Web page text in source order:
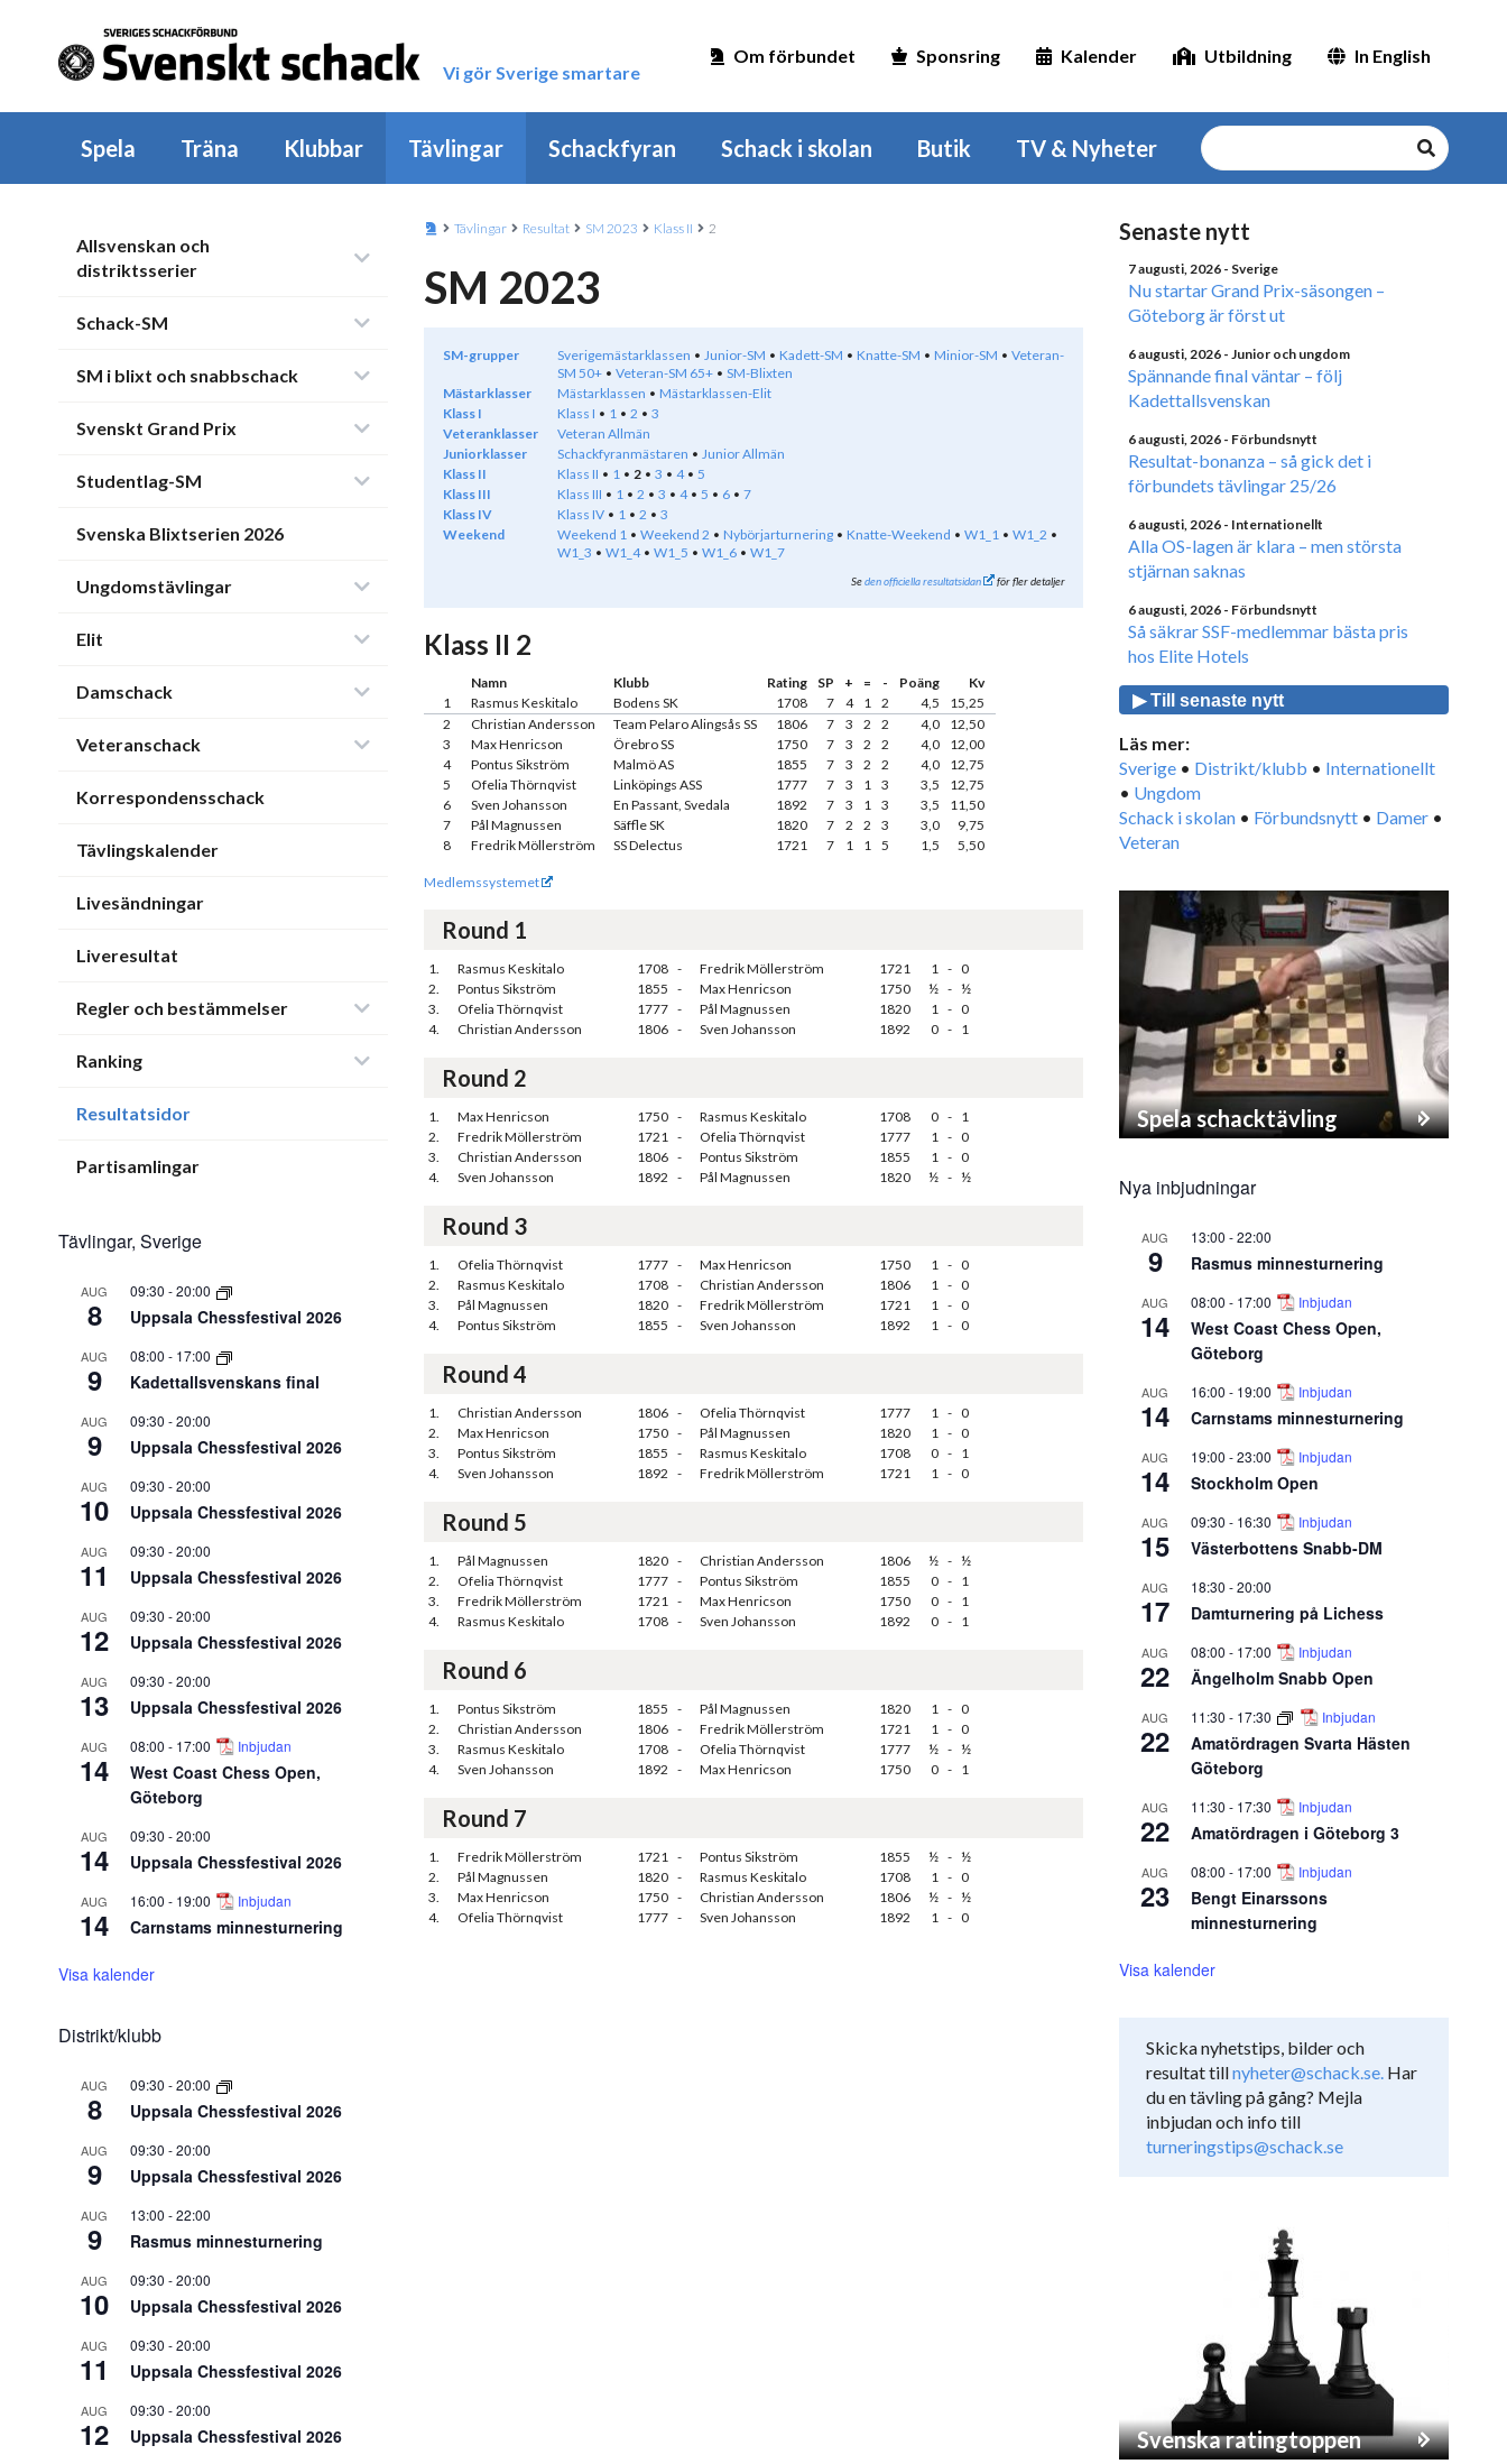
Vi gör Sverige smartare
Om förbundet Sponsring Kalender Utbildning In English
Spela Träna Klubbar Tävlingar Schackfyran Schack i skolan Butik TV & Nyheter
Allsvenskan och
distriktsserier
Schack-SM
SM i blixt och snabbschack
Svenskt Grand Prix
Studentlag-SM
Svenska Blixtserien 2026
Ungdomstävlingar
Elit
Damschack
Veteranschack
Korrespondensschack
Tävlingskalender
Livesändningar
Liveresultat
Regler och bestämmelser
Ranking
Resultatsidor
Partisamlingar
Tävlingar, Sverige
AUG
8
09:30 -20:00
Uppsala Chessfestival 2026
AUG
9
08:00 - 17:00
Kadettallsvenskans final
AUG
9
09:30 -20:00
Uppsala Chessfestival 2026
AUG
10
09:30 -20:00
Uppsala Chessfestival 2026
AUG
11
09:30 -20:00
Uppsala Chessfestival 2026
AUG
12
09:30 -20:00
Uppsala Chessfestival 2026
AUG
13
09:30 -20:00
Uppsala Chessfestival 2026
AUG
14
08:00 - 17:00 Inbjudan
West Coast Chess Open,
Göteborg
AUG
14
09:30 -20:00
Uppsala Chessfestival 2026
AUG
14
16:00 - 19:00 Inbjudan
Carnstams minnesturnering
Visa kalender
Distrikt/klubb
AUG
8
09:30 -20:00
Uppsala Chessfestival 2026
AUG
9
09:30 -20:00
Uppsala Chessfestival 2026
AUG
9
13:00 -22:00
Rasmus minnesturnering
AUG
10
09:30 -20:00
Uppsala Chessfestival 2026
AUG
11
09:30 -20:00
Uppsala Chessfestival 2026
AUG
12
09:30 -20:00
Uppsala Chessfestival 2026
Tävlingar Resultat SM 2023 Klass II 2
SM 2023
SM-grupper Sverigemästarklassen Junior-SM Kadett-SM Knatte-SM Minior-SM
Veteran-
SM 50+
Veteran-SM 65+
SM-Blixten
Mästarklasser
Mästarklassen
Mästarklassen-Elit
Klass I
Klass I 1 2
3
Veteranklasser
Veteran Allmän
Juniorklasser
Schackfyranmästaren
Junior Allmän
Klass II
Klass II 1 2 3 4
5
Klass III
Klass III 1 2 3 4 5 6
7
Klass IV
Klass IV 1 2
3
Weekend
Weekend 1 Weekend 2 Nybörjarturnering Knatte-Weekend W1_1
W1_2
W1_3
W1_4 W1_5 W1_6 W1_7
Seden officiella resultatsidan för fler detaljer
Klass II 2
Namn Klubb Rating SP + = - Poäng
Kv
1
Rasmus Keskitalo Bodens SK 1708 7 4 1 2 4,5
15,25
2
Christian Andersson Team Pelaro Alingsås SS 1806 7 3 2 2 4,0
12,50
3
Max Henricson Örebro SS 1750 7 3 2 2 4,0
12,00
4
Pontus Sikström Malmö AS 1855 7 3 2 2 4,0
12,75
5
Ofelia Thörnqvist Linköpings ASS 1777 7 3 1 3 3,5
12,75
6
Sven Johansson En Passant, Svedala 1892 7 3 1 3 3,5
11,50
7
Pål Magnussen Säffle SK 1820 7 2 2 3 3,0
9,75
8
Fredrik Möllerström SS Delectus 1721 7 1 1 5 1,5 5,50
Medlemssystemet
Round 1
1. Rasmus Keskitalo 1708 - Fredrik Möllerström 1721 1 - 0
2.
Pontus Sikström 1855 - Max Henricson 1750 ½ - ½
3.
Ofelia Thörnqvist 1777 - Pål Magnussen 1820 1 - 0
4.
Christian Andersson 1806 - Sven Johansson 1892 0 - 1
Round 2
1. Max Henricson 1750 - Rasmus Keskitalo 1708 0 - 1
2.
Fredrik Möllerström 1721 - Ofelia Thörnqvist 1777 1 - 0
3.
Christian Andersson 1806 - Pontus Sikström 1855 1 - 0
4.
Sven Johansson 1892 - Pål Magnussen 1820 ½ - ½
Round 3
1. Ofelia Thörnqvist 1777 - Max Henricson 1750 1 - 0
2.
Rasmus Keskitalo 1708 - Christian Andersson 1806 1 - 0
3.
Pål Magnussen 1820 - Fredrik Möllerström 1721 1 - 0
4.
Pontus Sikström 1855 - Sven Johansson 1892 1 - 0
Round 4
1. Christian Andersson 1806 - Ofelia Thörnqvist 1777 1 - 0
2.
Max Henricson 1750 - Pål Magnussen 1820 1 - 0
3.
Pontus Sikström 1855 - Rasmus Keskitalo 1708 0 - 1
4.
Sven Johansson 1892 - Fredrik Möllerström 1721 1 - 0
Round 5
1. Pål Magnussen 1820 - Christian Andersson 1806 ½ - ½
2.
Ofelia Thörnqvist 1777 - Pontus Sikström 1855 0 - 1
3.
Fredrik Möllerström 1721 - Max Henricson 1750 0 - 1
4.
Rasmus Keskitalo 1708 - Sven Johansson 1892 0 - 1
Round 6
1. Pontus Sikström 1855 - Pål Magnussen 1820 1 - 0
2.
Christian Andersson 1806 - Fredrik Möllerström 1721 1 - 0
3.
Rasmus Keskitalo 1708 - Ofelia Thörnqvist 1777 ½ - ½
4.
Sven Johansson 1892 - Max Henricson 1750 0 - 1
Round 7
1. Fredrik Möllerström 1721 - Pontus Sikström 1855 ½ - ½
2.
Pål Magnussen 1820 - Rasmus Keskitalo 1708 1 - 0
3.
Max Henricson 1750 - Christian Andersson 1806 ½ - ½
4.
Ofelia Thörnqvist 1777 - Sven Johansson 1892 1 - 0
Senaste nytt
7 augusti, 2026 - Sverige
Nu startar Grand Prix-säsongen –
Göteborg är först ut
6 augusti, 2026 - Junior och ungdom
Spännande final väntar – följ
Kadettallsvenskan
6 augusti, 2026 - Förbundsnytt
Resultat-bonanza – så gick det i
förbundets tävlingar 25/26
6 augusti, 2026 - Internationellt
Alla OS-lagen är klara – men största
stjärnan saknas
6 augusti, 2026 - Förbundsnytt
Så säkrar SSF-medlemmar bästa pris
hos Elite Hotels
▶ Till senaste nytt
Läs mer:
Sverige • Distrikt/klubb • Internationellt
• Ungdom
Schack i skolan • Förbundsnytt • Damer •
Veteran
Spela schacktävling
Nya inbjudningar
AUG
9
13:00 -22:00
Rasmus minnesturnering
AUG
14
08:00 - 17:00 Inbjudan
West Coast Chess Open,
Göteborg
AUG
14
16:00 - 19:00 Inbjudan
Carnstams minnesturnering
AUG
14
19:00 -23:00 Inbjudan
Stockholm Open
AUG
15
09:30 - 16:30 Inbjudan
Västerbottens Snabb-DM
AUG
17
18:30 -20:00
Damturnering på Lichess
AUG
22
08:00 - 17:00 Inbjudan
Ängelholm Snabb Open
AUG
22
11:30 - 17:30 Inbjudan
Amatördragen Svarta Hästen
Göteborg
AUG
22
11:30 - 17:30 Inbjudan
Amatördragen i Göteborg 3
AUG
23
08:00 - 17:00 Inbjudan
Bengt Einarssons
minnesturnering
Visa kalender
Skicka nyhetstips, bilder och
resultat tillnyheter@schack.se. Har
du en tävling på gång? Mejla
inbjudan och info till
turneringstips@schack.se
Svenska ratingtoppen